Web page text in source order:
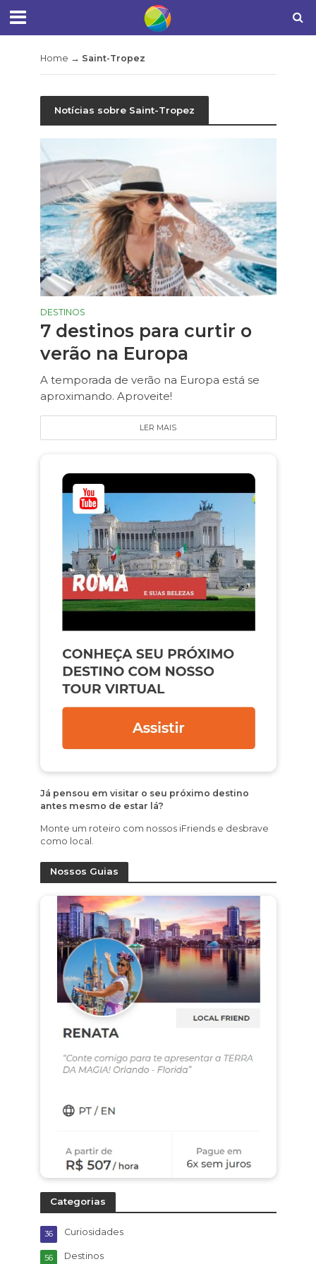
Home → Saint-Tropez
Notícias sobre Saint-Tropez
DESTINOS
7 destinos para curtir o
verão na Europa
A temporada de verão na Europa está se
aproximando. Aproveite!
LER MAIS
Já pensou em visitar o seu próximo destino
antes mesmo de estar lá?
Monte um roteiro com nossos iFriends e desbrave
como local.
Nossos Guias
Categorias
Curiosidades
36
Destinos
56